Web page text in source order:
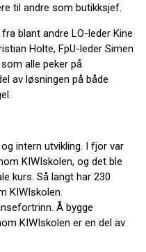
til andre som butikksjef.
blant andre LO-leder Kine
Holte, FpU-leder Simen
alle peker på
av løsningen på både
intern utvikling. I fjor var
KIWIskolen, og det ble
kurs. Så langt har 230
KIWIskolen.
Å bygge
KIWIskolen er en del av